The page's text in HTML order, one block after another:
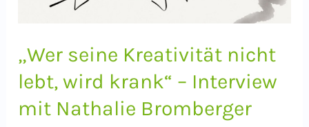
„Wer seine Kreativität nicht
lebt, wird krank“ – Interview
mit Nathalie Bromberger